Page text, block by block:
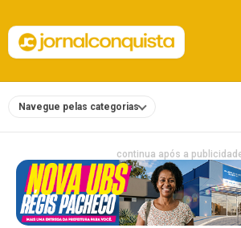
Navegue pelas categorias
continua após a